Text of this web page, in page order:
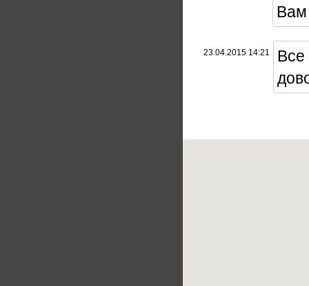
Вам
23.04.2015 14:21
Все